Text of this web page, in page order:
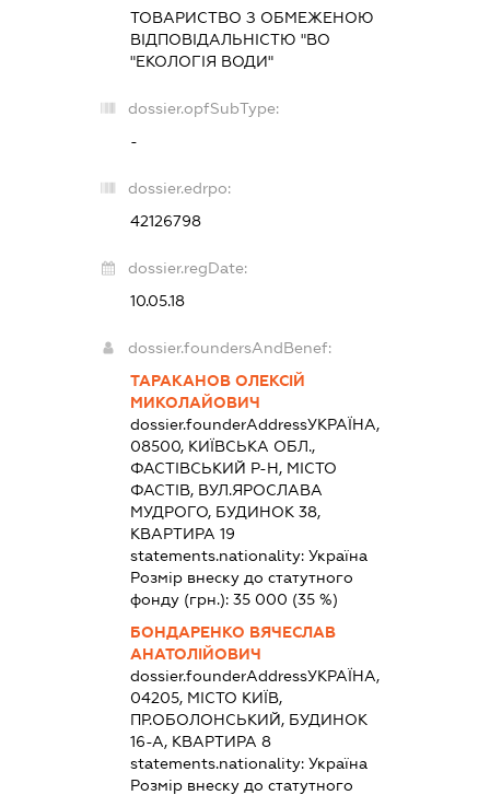
ТОВАРИСТВО З ОБМЕЖЕНОЮ
ВІДПОВІДАЛЬНІСТЮ "ВО
"ЕКОЛОГІЯ ВОДИ"
dossier.opfSubType:
-
dossier.edrpo:
42126798
dossier.regDate:
10.05.18
dossier.foundersAndBenef:
ТАРАКАНОВ ОЛЕКСІЙ
МИКОЛАЙОВИЧ
dossier.founderAddressУКРАЇНА,
08500, КИЇВСЬКА ОБЛ.,
ФАСТІВСЬКИЙ Р-Н, МІСТО
ФАСТІВ, ВУЛ.ЯРОСЛАВА
МУДРОГО, БУДИНОК 38,
КВАРТИРА 19
statements.nationality: Україна
Розмір внеску до статутного
фонду (грн.): 35 000 (35 %)
БОНДАРЕНКО ВЯЧЕСЛАВ
АНАТОЛІЙОВИЧ
dossier.founderAddressУКРАЇНА,
04205, МІСТО КИЇВ,
ПР.ОБОЛОНСЬКИЙ, БУДИНОК
16-А, КВАРТИРА 8
statements.nationality: Україна
Розмір внеску до статутного